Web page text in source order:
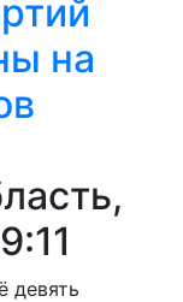
на
девять